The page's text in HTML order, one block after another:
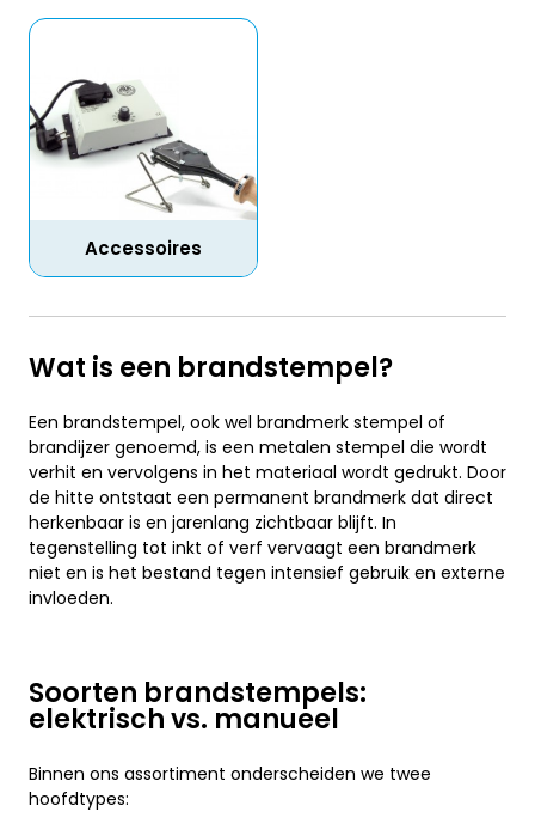
Accessoires
Wat is een brandstempel?
Een brandstempel, ook wel brandmerk stempel of
brandijzer genoemd, is een metalen stempel die wordt
verhit en vervolgens in het materiaal wordt gedrukt. Door
de hitte ontstaat een permanent brandmerk dat direct
herkenbaar is en jarenlang zichtbaar blijft. In
tegenstelling tot inkt of verf vervaagt een brandmerk
niet en is het bestand tegen intensief gebruik en externe
invloeden.
Soorten brandstempels:
elektrisch vs. manueel
Binnen ons assortiment onderscheiden we twee
hoofdtypes: